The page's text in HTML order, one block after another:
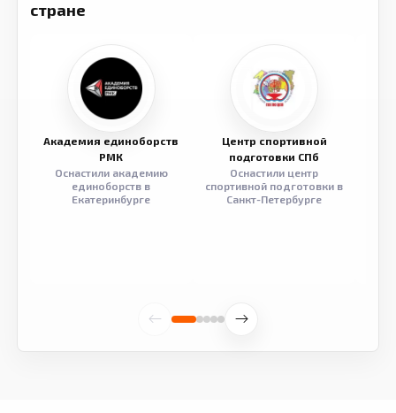
стране
Академия единоборств
РМК
Оснастили академию
единоборств в
Екатеринбурге
Центр спортивной
подготовки СПб
Оснастили центр
спортивной подготовки в
Санкт-Петербурге